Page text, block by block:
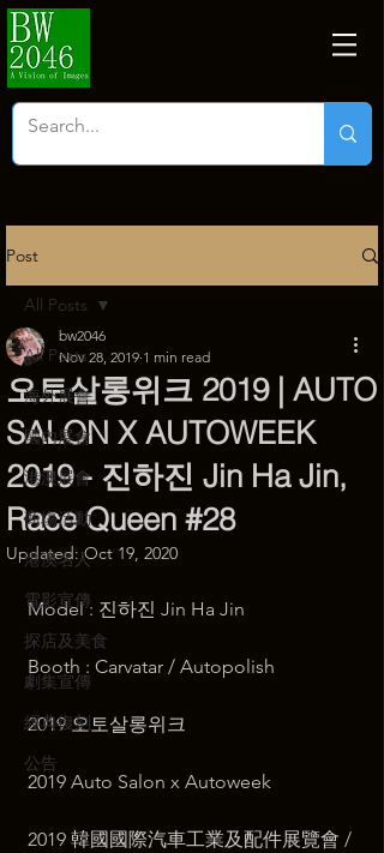
Post
All Posts
海外展會
國內展會
港澳展會
商塲活動
港澳名人
電影宣傳
探店及美食
劇集宣傳
經典復刻
公告
All Posts
오토살롱위크 2019 | AUTO
SALON X AUTOWEEK
2019 - 진하진 Jin Ha Jin,
Race Queen #28
bw2046
Nov 28, 2019 1 min read
Updated:Oct 19, 2020
Model : 진하진 Jin Ha Jin
Booth : Carvatar / Autopolish
2019 오토살롱위크
2019 Auto Salon x Autoweek
2019 韓國國際汽車工業及配件展覽會 /